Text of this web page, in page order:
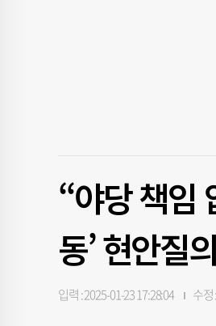
“야당 책임
동’ 현안질
입력 : 2025-01-23 17:28:04 수정